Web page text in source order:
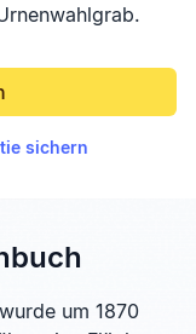
sichern
um 1870